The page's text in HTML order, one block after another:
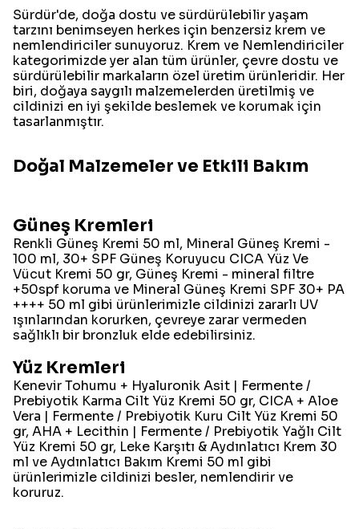
Sürdür'de, doğa dostu ve sürdürülebilir yaşam
tarzını benimseyen herkes için benzersiz krem ve
nemlendiriciler sunuyoruz. Krem ve Nemlendiriciler
kategorimizde yer alan tüm ürünler, çevre dostu ve
sürdürülebilir markaların özel üretim ürünleridir. Her
biri, doğaya saygılı malzemelerden üretilmiş ve
cildinizi en iyi şekilde beslemek ve korumak için
tasarlanmıştır.
Doğal Malzemeler ve Etkili Bakım
Güneş Kremleri
Renkli Güneş Kremi 50 ml, Mineral Güneş Kremi -
100 ml, 30+ SPF Güneş Koruyucu CICA Yüz Ve
Vücut Kremi 50 gr, Güneş Kremi - mineral filtre
+50spf koruma ve Mineral Güneş Kremi SPF 30+ PA
++++ 50 ml gibi ürünlerimizle cildinizi zararlı UV
ışınlarından korurken, çevreye zarar vermeden
sağlıklı bir bronzluk elde edebilirsiniz.
Yüz Kremleri
Kenevir Tohumu + Hyaluronik Asit | Fermente /
Prebiyotik Karma Cilt Yüz Kremi 50 gr, CICA + Aloe
Vera | Fermente / Prebiyotik Kuru Cilt Yüz Kremi 50
gr, AHA + Lecithin | Fermente / Prebiyotik Yağlı Cilt
Yüz Kremi 50 gr, Leke Karşıtı & Aydınlatıcı Krem 30
ml ve Aydınlatıcı Bakım Kremi 50 ml gibi
ürünlerimizle cildinizi besler, nemlendirir ve
koruruz.